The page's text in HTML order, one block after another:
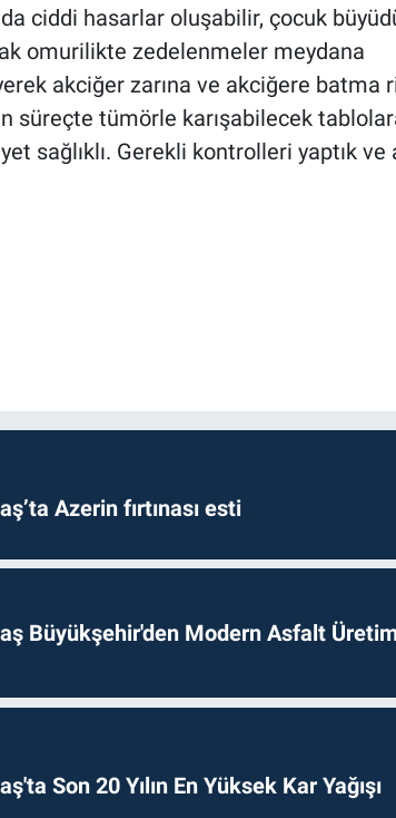
ciddi hasarlar oluşabilir, çocuk
omurilikte zedelenmeler meydana
akciğer zarına ve akciğere batma
süreçte tümörle karışabilecek
sağlıklı. Gerekli kontrolleri yaptık ve
Azerin fırtınası esti
Büyükşehir'den Modern Asfalt
Son 20 Yılın En Yüksek Kar Yağışı